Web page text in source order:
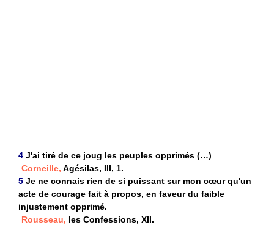
4 J'ai tiré de ce joug les peuples opprimés (…)
Corneille, Agésilas, III, 1.
5 Je ne connais rien de si puissant sur mon cœur qu'un
acte de courage fait à propos, en faveur du faible
injustement opprimé.
Rousseau, les Confessions, XII.